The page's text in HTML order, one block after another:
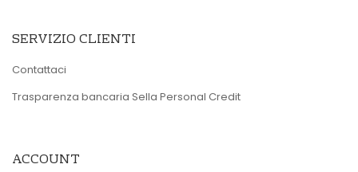
SERVIZIO CLIENTI
Contattaci
Trasparenza bancaria Sella Personal Credit
ACCOUNT